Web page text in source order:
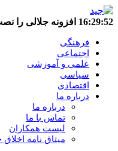
16:29:52 افزونه جلالی را
فرهنگی
اجتماعی
علمی و آموزشی
سیاسی
اقتصادی
درباره ما
درباره ما
تماس با ما
لیست همکاران
میثاق نامه